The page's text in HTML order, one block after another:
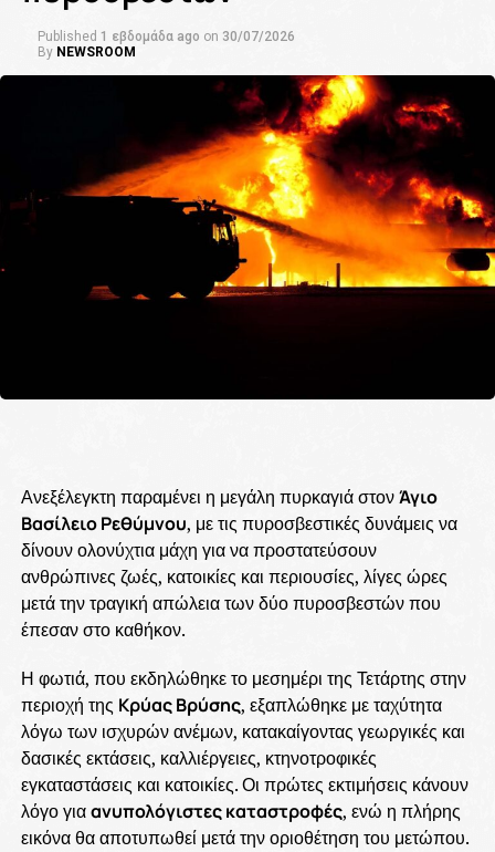
Published 1 εβδομάδα ago on 30/07/2026
By NEWSROOM
Ανεξέλεγκτη παραμένει η μεγάλη πυρκαγιά στονΆγιο
Βασίλειο Ρεθύμνου, με τις πυροσβεστικές δυνάμεις να
δίνουν ολονύχτια μάχη για να προστατεύσουν
ανθρώπινες ζωές, κατοικίες και περιουσίες, λίγες ώρες
μετά την τραγική απώλεια των δύο πυροσβεστών που
έπεσαν στο καθήκον.
Η φωτιά, που εκδηλώθηκε το μεσημέρι της Τετάρτης στην
περιοχή της Κρύας Βρύσης, εξαπλώθηκε με ταχύτητα
λόγω των ισχυρών ανέμων, κατακαίγοντας γεωργικές και
δασικές εκτάσεις, καλλιέργειες, κτηνοτροφικές
εγκαταστάσεις και κατοικίες. Οι πρώτες εκτιμήσεις κάνουν
λόγο γιαανυπολόγιστες καταστροφές, ενώ η πλήρης
εικόνα θα αποτυπωθεί μετά την οριοθέτηση του μετώπου.